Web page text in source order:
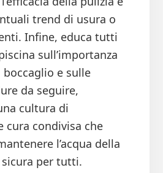
trend di usura o
Infine, educa tutti
sull’importanza
e sulle
da seguire,
cultura di
cura condivisa che
l’acqua della
per tutti.